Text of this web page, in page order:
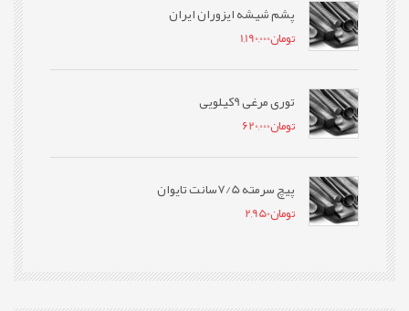
پشم شیشه ایزوران ایران
تومان1,190,000
توری مرغی 9کیلویی
تومان620,000
پیچ سرمته 7/5سانت تایوان
تومان2,950